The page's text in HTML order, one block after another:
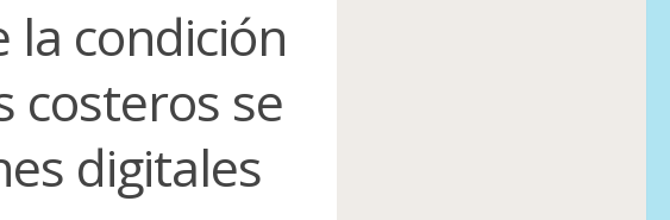
la condición
costeros se
digitales